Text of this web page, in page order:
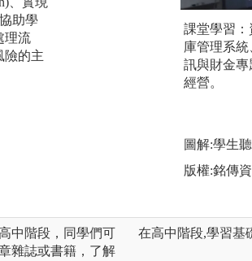
助學
理流
險的主
除專任教師授課
與實務接軌，透
識與經驗。
圖解:邀請業界高
課堂學習
庫管理系
訊與財金專
經營。
圖解:學生
版權:銘傳
中階段，同學們可
雜誌或書籍，了解
在高中階段,學習基